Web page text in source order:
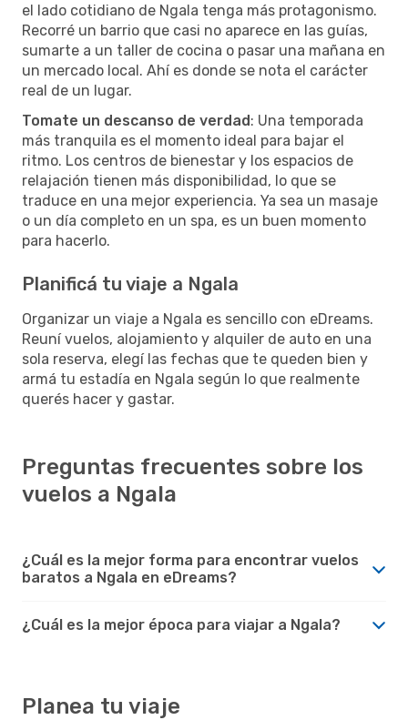
el lado cotidiano de Ngala tenga más protagonismo.
Recorré un barrio que casi no aparece en las guías,
sumarte a un taller de cocina o pasar una mañana en
un mercado local. Ahí es donde se nota el carácter
real de un lugar.
Tomate un descanso de verdad: Una temporada
más tranquila es el momento ideal para bajar el
ritmo. Los centros de bienestar y los espacios de
relajación tienen más disponibilidad, lo que se
traduce en una mejor experiencia. Ya sea un masaje
o un día completo en un spa, es un buen momento
para hacerlo.
Planificá tu viaje a Ngala
Organizar un viaje a Ngala es sencillo con eDreams.
Reuní vuelos, alojamiento y alquiler de auto en una
sola reserva, elegí las fechas que te queden bien y
armá tu estadía en Ngala según lo que realmente
querés hacer y gastar.
Preguntas frecuentes sobre los
vuelos a Ngala
¿Cuál es la mejor forma para encontrar vuelos
baratos a Ngala en eDreams?
¿Cuál es la mejor época para viajar a Ngala?
Planea tu viaje